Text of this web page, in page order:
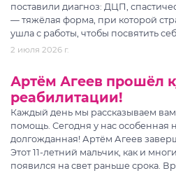
поставили диагноз: ДЦП,
— тяжёлая форма, при которой
ушла с работы, чтобы посвятить
2 июля 2026 г.
Артём Агеев прошёл
реабилитации!
Каждый день мы рассказываем
помощь. Сегодня у нас особенная
долгожданная! Артём Агеев
Этот 11-летний мальчик, как и
появился на свет раньше срока.